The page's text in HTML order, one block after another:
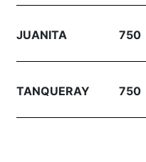
JUANITA 750
TANQUERAY 750